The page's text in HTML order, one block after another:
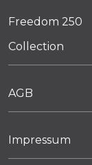
Freedom 250
Collection
AGB
Impressum